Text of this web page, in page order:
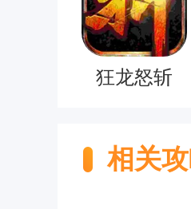
狂龙怒斩
相关